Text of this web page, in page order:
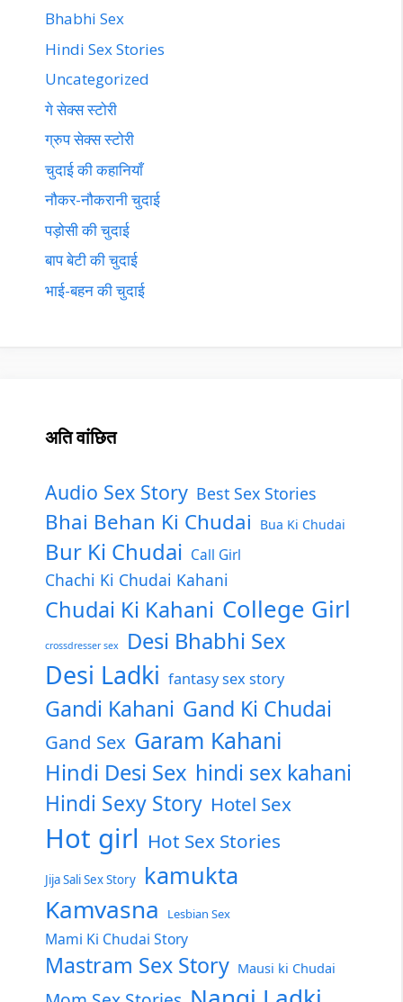
Bhabhi Sex
Hindi Sex Stories
Uncategorized
गे सेक्स स्टोरी
ग्रुप सेक्स स्टोरी
चुदाई की कहानियाँ
नौकर-नौकरानी चुदाई
पड़ोसी की चुदाई
बाप बेटी की चुदाई
भाई-बहन की चुदाई
अति वांछित
Audio Sex Story Best Sex Stories
Bhai Behan Ki Chudai Bua Ki Chudai
Bur Ki Chudai Call Girl
Chachi Ki Chudai Kahani
Chudai Ki Kahani College Girl
crossdresser sex Desi Bhabhi Sex
Desi Ladki fantasy sex story
Gandi Kahani Gand Ki Chudai
Gand Sex Garam Kahani
Hindi Desi Sex hindi sex kahani
Hindi Sexy Story Hotel Sex
Hot girl Hot Sex Stories
Jija Sali Sex Story kamukta
Kamvasna Lesbian Sex
Mami Ki Chudai Story
Mastram Sex Story Mausi ki Chudai